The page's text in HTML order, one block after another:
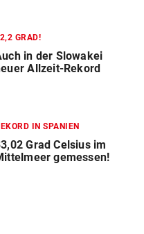
GRAD!
in der Slowakei
Allzeit-Rekord
IN SPANIEN
Grad Celsius im
gemessen!